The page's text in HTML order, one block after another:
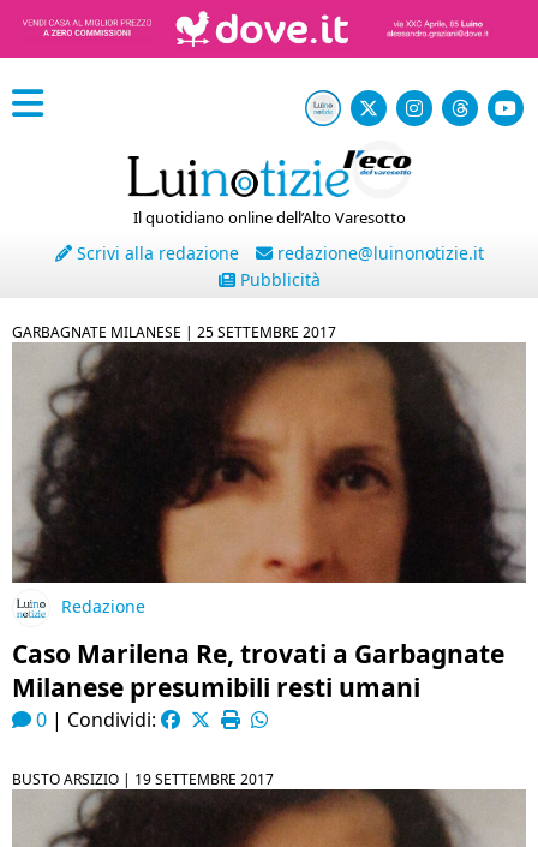
Il quotidiano online dell’Alto Varesotto
Scrivi alla redazione
redazione@luinonotizie.it
Pubblicità
GARBAGNATE MILANESE | 25 SETTEMBRE 2017
Redazione
Caso Marilena Re, trovati a Garbagnate
Milanese presumibili resti umani
0 | Condividi:
BUSTO ARSIZIO | 19 SETTEMBRE 2017